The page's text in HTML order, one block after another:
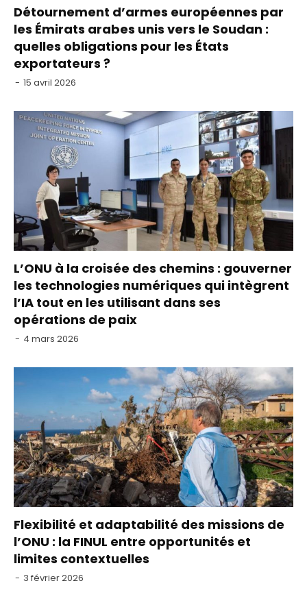
Détournement d’armes européennes par
les Émirats arabes unis vers le Soudan :
quelles obligations pour les États
exportateurs ?
- 15 avril 2026
L’ONU à la croisée des chemins : gouverner
les technologies numériques qui intègrent
l’IA tout en les utilisant dans ses
opérations de paix
- 4 mars 2026
Flexibilité et adaptabilité des missions de
l’ONU : la FINUL entre opportunités et
limites contextuelles
- 3 février 2026